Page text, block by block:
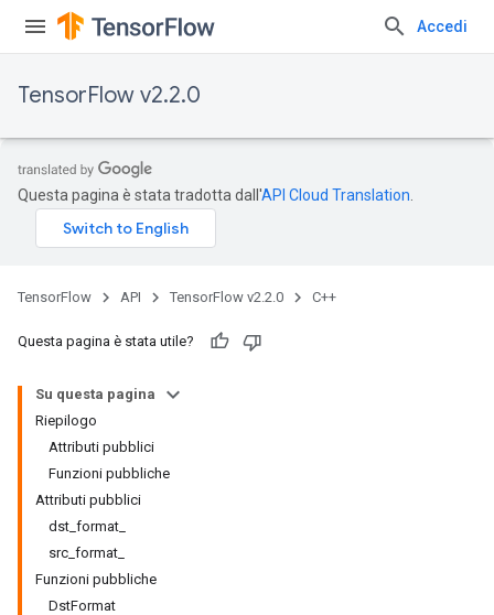
Accedi
TensorFlow v2.2.0
Questa pagina è stata tradotta dall'API Cloud Translation
TensorFlow API TensorFlow v2.2.0 C++
Questa pagina è stata utile?
Su questa pagina
Riepilogo
Attributi pubblici
Funzioni pubbliche
Attributi pubblici
dst_format_
src_format_
Funzioni pubbliche
DstFormat